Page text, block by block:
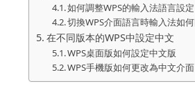
如何調整WPS的輸入法語言設定
切換WPS介面語言時輸入法如
在不同版本的WPS中設定中文
WPS桌面版如何設定中文版
WPS手機版如何更改為中文介面